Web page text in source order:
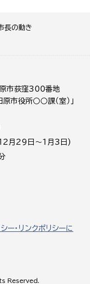
長の動き
市荻窪300番地
市役所○○課（室）」
月29日～1月3日)
ー・リンクポリシーに
Reserved.